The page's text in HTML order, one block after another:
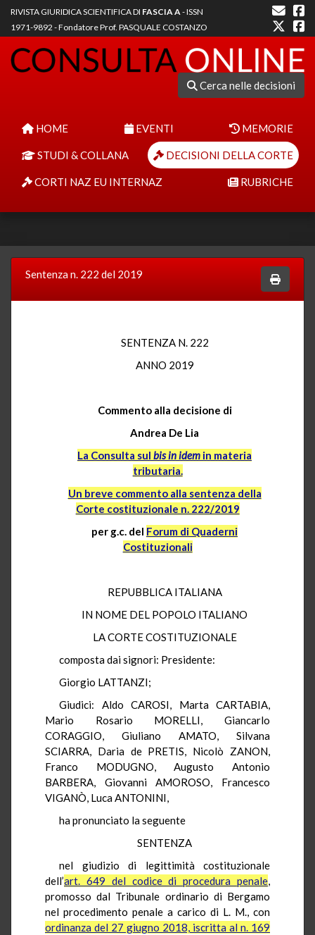
RIVISTA GIURIDICA SCIENTIFICA DI FASCIA A- ISSN
1971-9892 - Fondatore Prof. PASQUALE COSTANZO
Cerca nelle decisioni
HOME EVENTI MEMORIE
STUDI & COLLANA DECISIONI DELLA CORTE
CORTI NAZ EU INTERNAZ RUBRICHE
Sentenza n. 222 del 2019
SENTENZA N. 222
ANNO 2019
Commento alla decisione di
Andrea De Lia
La Consulta sul bis in idem in materia
tributaria.
Un breve commento alla sentenza della
Corte costituzionale n. 222/2019
per g.c. del Forum di Quaderni
Costituzionali
REPUBBLICA ITALIANA
IN NOME DEL POPOLO ITALIANO
LA CORTE COSTITUZIONALE
composta dai signori: Presidente:
Giorgio LATTANZI;
Giudici: Aldo CAROSI, Marta CARTABIA,
Mario Rosario MORELLI, Giancarlo
CORAGGIO, Giuliano AMATO, Silvana
SCIARRA, Daria de PRETIS, Nicolò ZANON,
Franco MODUGNO, Augusto Antonio
BARBERA, Giovanni AMOROSO, Francesco
VIGANÒ, Luca ANTONINI,
ha pronunciato la seguente
SENTENZA
nel giudizio di legittimità costituzionale
dell’art. 649 del codice di procedura penale,
promosso dal Tribunale ordinario di Bergamo
nel procedimento penale a carico di L. M., con
ordinanza del 27 giugno 2018, iscritta al n. 169